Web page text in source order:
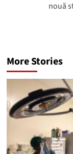
nouă
More Stories